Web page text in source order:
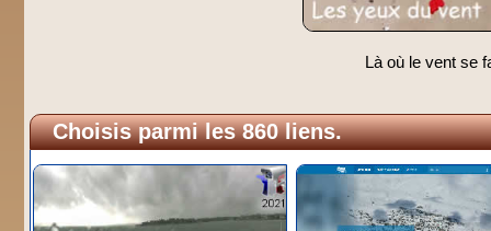
Là où le vent se
Choisis parmi les 860 liens.